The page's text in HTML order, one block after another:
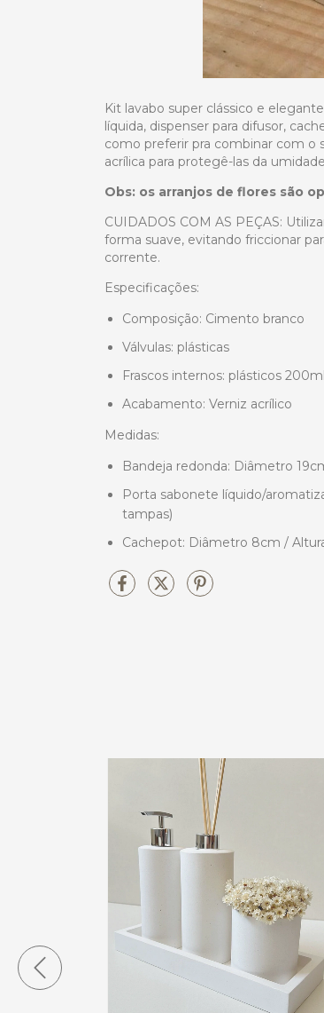
Kit lavabo super clássico e
líquida, dispenser para difusor,
como preferir pra combinar com o
acrílica para protegê-las da
Obs: os arranjos de flores são
CUIDADOS COM AS PEÇAS:
forma suave, evitando friccionar
corrente.
Especificações:
Composição: Cimento branco
Válvulas: plásticas
Frascos internos: plásticos 200ml
Acabamento: Verniz acrílico
Medidas:
Bandeja redonda: Diâmetro
Porta sabonete líquido/
tampas)
Cachepot: Diâmetro 8cm /